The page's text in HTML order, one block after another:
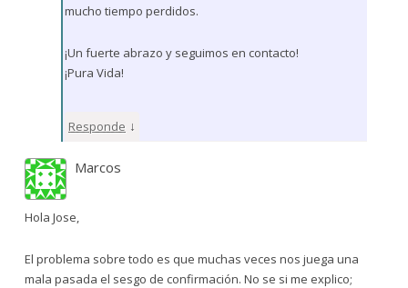
mucho tiempo perdidos.
¡Un fuerte abrazo y seguimos en contacto!
¡Pura Vida!
Responde ↓
Marcos
Hola Jose,
El problema sobre todo es que muchas veces nos juega una
mala pasada el sesgo de confirmación. No se si me explico;